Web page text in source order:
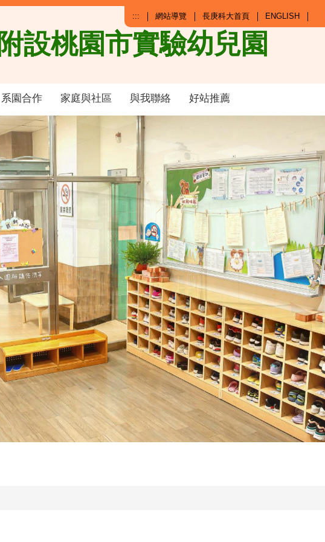
附設桃園市實驗幼兒園
::: 網站導覽 長庚科大首頁 ENGLISH
系園合作 家庭與社區 與我聯絡 好站推薦